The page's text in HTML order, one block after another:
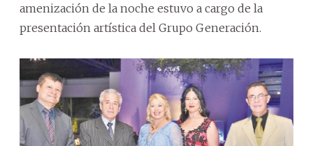
amenización de la noche estuvo a cargo de la
presentación artística del Grupo Generación.